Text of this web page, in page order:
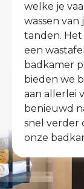
welke je
wassen
tanden. Het
een
badkamer
bieden we
aan allerlei
benieuwd
snel verder
onze